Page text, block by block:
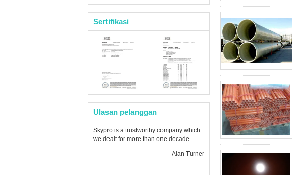
Sertifikasi
Ulasan pelanggan
Skypro is a trustworthy company which
we dealt for more than one decade.
—— Alan Turner